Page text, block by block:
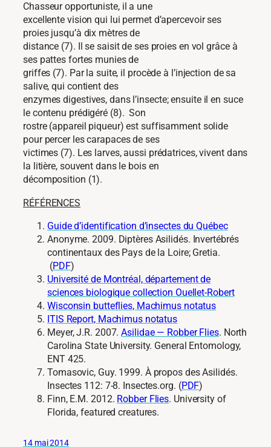
Chasseur opportuniste, il a une
excellente vision qui lui permet d’apercevoir ses
proies jusqu’à dix mètres de
distance (7). Il se saisit de ses proies en vol grâce à
ses pattes fortes munies de
griffes (7). Par la suite, il procède à l’injection de sa
salive, qui contient des
enzymes digestives, dans l’insecte; ensuite il en suce
le contenu prédigéré (8). Son
rostre (appareil piqueur) est suffisamment solide
pour percer les carapaces de ses
victimes (7). Les larves, aussi prédatrices, vivent dans
la litière, souvent dans le bois en
décomposition (1).
RÉFÉRENCES
Guide d’identification d’insectes du Québec
Anonyme. 2009. Diptères Asilidés. Invertébrés
continentaux des Pays de la Loire; Gretia.
(PDF)
Université de Montréal, département de
sciences biologique collection Ouellet-Robert
Wisconsin butteflies, Machimus notatus
ITIS Report, Machimus notatus
Meyer, J.R. 2007.Asilidae — Robber Flies. North
Carolina State University. General Entomology,
ENT 425.
Tomasovic, Guy. 1999. À propos des Asilidés.
Insectes 112: 7-8. Insectes.org. (PDF)
Finn, E.M. 2012. Robber Flies. University of
Florida, featured creatures.
14 mai 2014